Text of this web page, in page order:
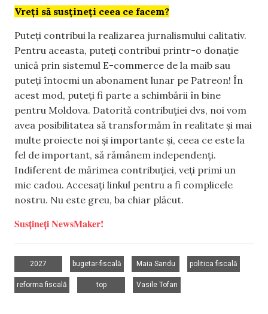
Vreți să susțineți ceea ce facem?
Puteți contribui la realizarea jurnalismului calitativ.
Pentru aceasta, puteți contribui printr-o donație
unică prin sistemul E-commerce de la maib sau
puteți întocmi un abonament lunar pe Patreon! În
acest mod, puteți fi parte a schimbării în bine
pentru Moldova. Datorită contribuției dvs, noi vom
avea posibilitatea să transformăm în realitate și mai
multe proiecte noi și importante și, ceea ce este la
fel de important, să rămânem independenți.
Indiferent de mărimea contribuției, veți primi un
mic cadou. Accesați linkul pentru a fi complicele
nostru. Nu este greu, ba chiar plăcut.
Susțineți NewsMaker!
2027
bugetar-fiscală
Maia Sandu
politica fiscală
reforma fiscală
top
Vasile Tofan